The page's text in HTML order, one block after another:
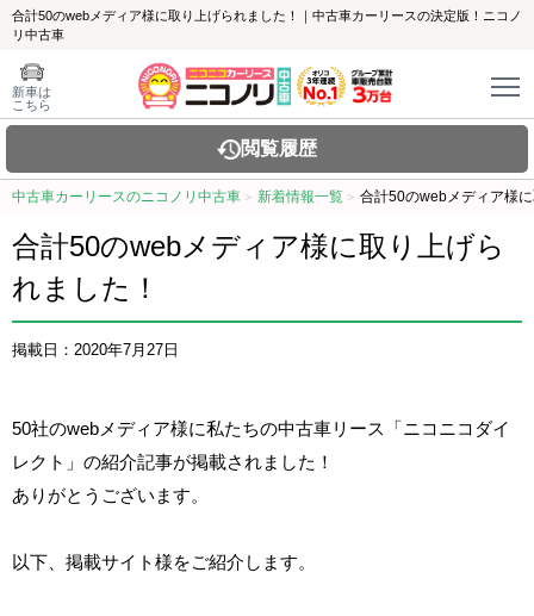
合計50のwebメディア様に取り上げられました！｜中古車カーリースの決定版！ニコノ
リ中古車
新車は
こちら
閲覧履歴
中古車カーリースのニコノリ中古車 新着情報一覧 合計50のwebメディア様
合計50のwebメディア様に取り上げら
れました！
掲載日：2020年7月27日
50社のwebメディア様に私たちの中古車リース「ニコニコダイ
レクト」の紹介記事が掲載されました！
ありがとうございます。
以下、掲載サイト様をご紹介します。